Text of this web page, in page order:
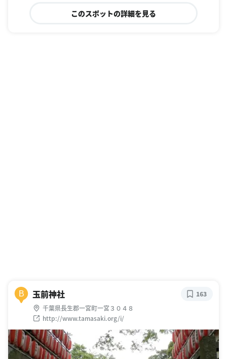
このスポットの詳細を見る
B 玉前神社
千葉県長生郡一宮町一宮３０４８
http://www.tamasaki.org/i/
163